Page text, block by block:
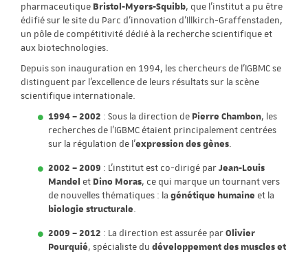
pharmaceutique Bristol-Myers-Squibb, que l'institut a pu être
édifié sur le site du Parc d'innovation d'Illkirch-Graffenstaden,
un pôle de compétitivité dédié à la recherche scientifique et
aux biotechnologies.
Depuis son inauguration en 1994, les chercheurs de l'IGBMC se
distinguent par l'excellence de leurs résultats sur la scène
scientifique internationale.
1994 – 2002 : Sous la direction de Pierre Chambon, les
recherches de l’IGBMC étaient principalement centrées
sur la régulation de l’expression des gènes.
2002 – 2009 : L’institut est co-dirigé parJean-Louis
Mandel et Dino Moras, ce qui marque un tournant vers
de nouvelles thématiques : la génétique humaine et la
biologie structurale.
2009 – 2012 : La direction est assurée parOlivier
Pourquié, spécialiste du développement des muscles et